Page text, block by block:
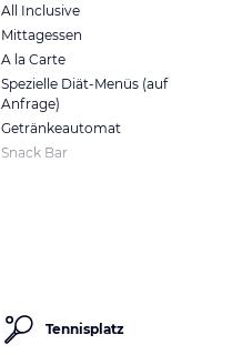
All Inclusive
Mittagessen
A la Carte
Spezielle Diät-Menüs (auf
Anfrage)
Getränkeautomat
Snack Bar
Tennisplatz